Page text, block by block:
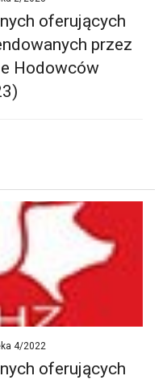
oferujących
przez
Hodowców
4/2022
oferujących